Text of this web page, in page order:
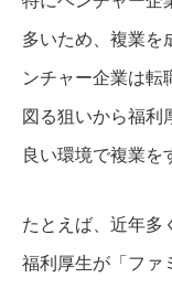
多いため、複業を
ンチャー企業は転
図る狙いから福利
良い環境で複業を
たとえば、近年多
福利厚生が「ファ